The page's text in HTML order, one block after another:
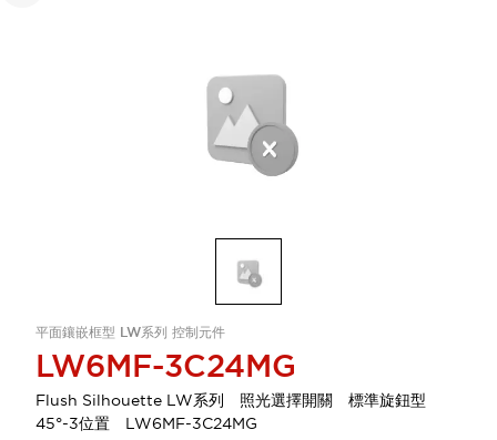
平面鑲嵌框型 LW系列 控制元件
LW6MF-3C24MG
Flush Silhouette LW系列 照光選擇開關 標準旋鈕型
45°-3位置 LW6MF-3C24MG